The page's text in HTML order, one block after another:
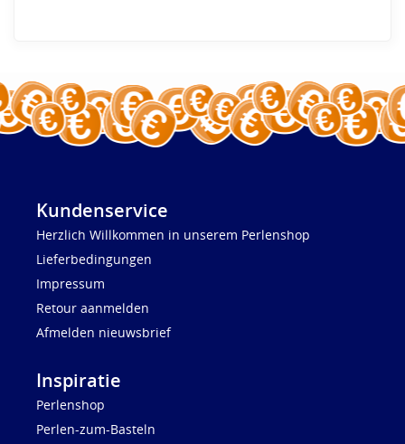
Kundenservice
Herzlich Willkommen in unserem Perlenshop
Lieferbedingungen
Impressum
Retour aanmelden
Afmelden nieuwsbrief
Inspiratie
Perlenshop
Perlen-zum-Basteln